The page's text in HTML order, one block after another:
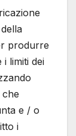
produrre
limiti dei
e / o
i